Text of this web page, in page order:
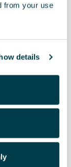
from your use
details
volumi che
(LHD).
e fibre tessili